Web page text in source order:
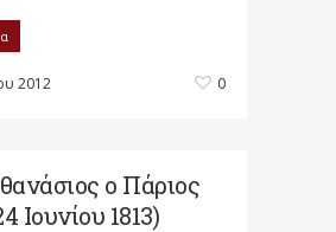
2012 0
ο Πάριος
Ιουνίου 1813)